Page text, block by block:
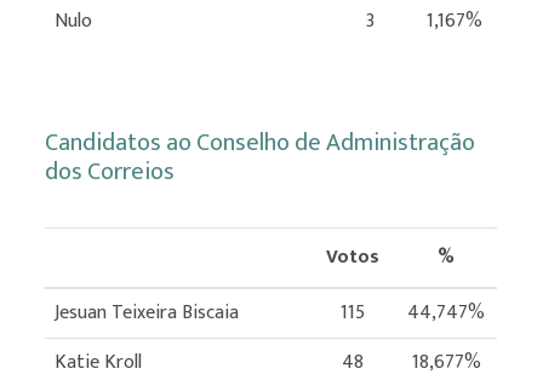
Nulo
3 1,167%
Candidatos ao Conselho de Administração
dos Correios
Votos
%
Jesuan Teixeira Biscaia
115
44,747%
Katie Kroll
48
18,677%